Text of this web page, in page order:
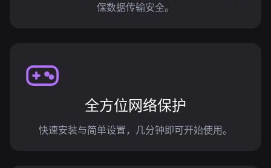
保数据传输安全。
全方位网络保护
快速安装与简单设置，几分钟即可开始使用。